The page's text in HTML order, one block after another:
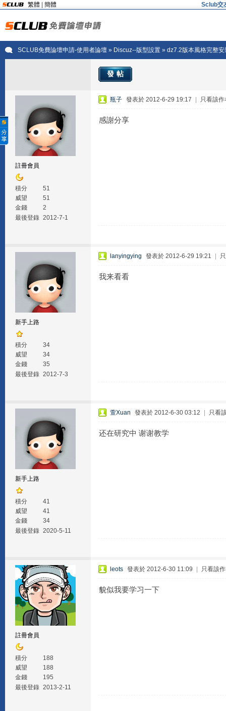
繁體 簡體 Sclub交
SCLUB免費論壇申請-使用者論壇» Discuz--版型設置» dz7.2版本風格完整安
發帖
註冊會員
積分
51
威望
51
金錢
2
最後登錄 2012-7-1
瓶子 發表於 2012-6-29 19:17 只看該作
感謝分享
新手上路
積分
34
威望
34
金錢
35
最後登錄 2012-7-3
lanyingying 發表於 2012-6-29 19:21
我来看看
新手上路
積分
41
威望
41
金錢
34
最後登錄 2020-5-11
萱Xuan 發表於 2012-6-30 03:12 只看
还在研究中 谢谢教学
註冊會員
積分
188
威望
188
金錢
195
最後登錄 2013-2-11
leots 發表於 2012-6-30 11:09 只看該
貌似我要学习一下